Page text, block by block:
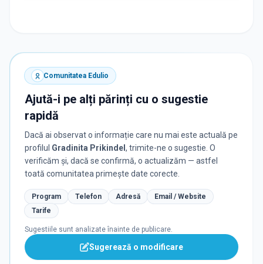
Comunitatea Edulio
Ajută-i pe alți părinți cu o sugestie
rapidă
Dacă ai observat o informație care nu mai este actuală pe
profilul Gradinita Prikindel , trimite-ne o sugestie. O
verificăm și, dacă se confirmă, o actualizăm — astfel
toată comunitatea primește date corecte.
Program Telefon Adresă
Email / Website
Tarife
Sugestiile sunt analizate înainte de publicare.
Sugerează o modificare